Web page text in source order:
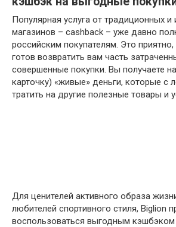
Популярная услуга от традиционных и
магазинов – cashback – уже давно
российским покупателям. Это
готов возвратить вам часть
совершенные покупки. Вы получаете
карточку) «живые» деньги, которые с
тратить на другие полезные товары и
Для ценителей активного образа
любителей спортивного стиля, Biglion
воспользоваться выгодным кэшбэком